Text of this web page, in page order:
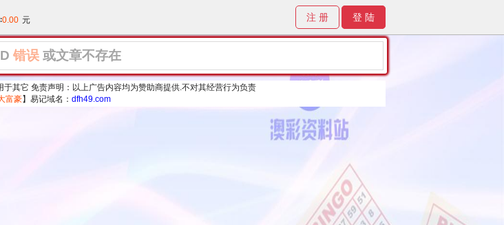
∶0.00 元 注 册 登 陆
错误 或文章不存在
其它 免责声明：以上广告内容均为赞助商提供.不对其经营行为负责
富豪】易记域名： dfh49.com